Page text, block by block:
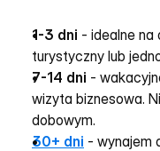
1-3 dni - idealne na
turystyczny lub
7-14 dni -
wizyta biznesowa.
dobowym.
30+ dni - wynajem